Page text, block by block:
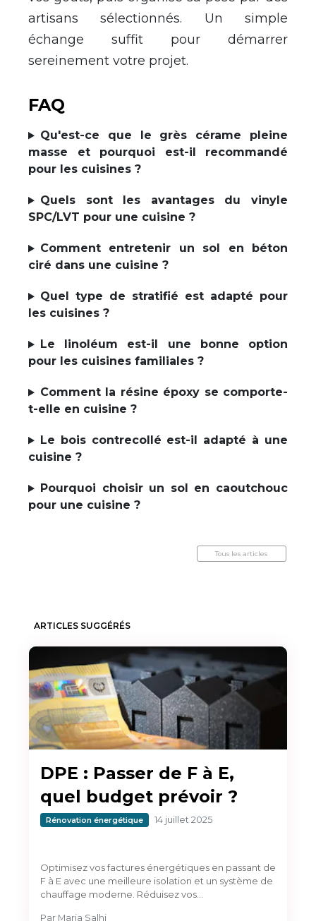
artisans sélectionnés. Un simple
échange suffit pour démarrer
sereinement votre projet.
FAQ
Qu'est-ce que le grès cérame pleine
masse et pourquoi est-il recommandé
pour les cuisines ?
Quels sont les avantages du vinyle
SPC/LVT pour une cuisine ?
Comment entretenir un sol en béton
ciré dans une cuisine ?
Quel type de stratifié est adapté pour
les cuisines ?
Le linoléum est-il une bonne option
pour les cuisines familiales ?
Comment la résine époxy se comporte-
t-elle en cuisine ?
Le bois contrecollé est-il adapté à une
cuisine ?
Pourquoi choisir un sol en caoutchouc
pour une cuisine ?
Tous les articles
ARTICLES SUGGÉRÉS
DPE : Passer de F à E,
quel budget prévoir ?
Rénovation énergétique 14 juillet 2025
Optimisez vos factures énergétiques en passant de
F à E avec une meilleure isolation et un système de
chauffage moderne. Réduisez vos…
Par Maria Salhi